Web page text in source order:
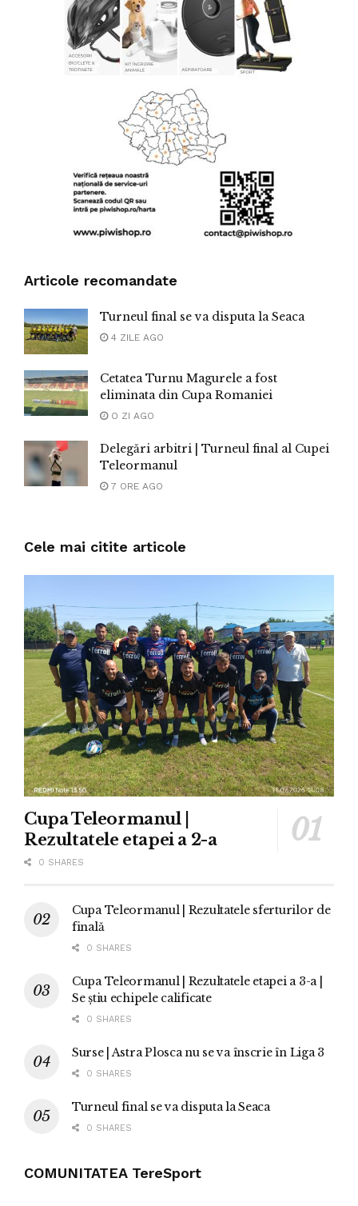
Articole recomandate
Turneul final se va disputa la Seaca
4 ZILE AGO
Cetatea Turnu Magurele a fost
eliminata din Cupa Romaniei
O ZI AGO
Delegări arbitri | Turneul final al Cupei
Teleormanul
7 ORE AGO
Cele mai citite articole
Cupa Teleormanul |
Rezultatele etapei a 2-a
0 SHARES
Cupa Teleormanul | Rezultatele sferturilor de
finală
0 SHARES
Cupa Teleormanul | Rezultatele etapei a 3-a |
Se știu echipele calificate
0 SHARES
Surse | Astra Plosca nu se va înscrie în Liga 3
0 SHARES
Turneul final se va disputa la Seaca
0 SHARES
COMUNITATEA TereSport